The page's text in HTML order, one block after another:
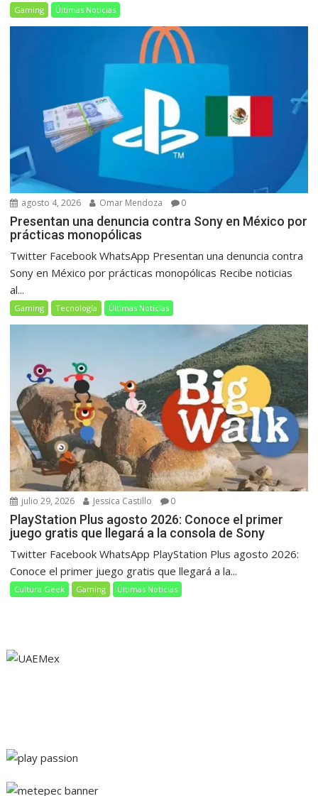
Gaming Últimas Noticias
agosto 4, 2026 Omar Mendoza 0
Presentan una denuncia contra Sony en México por
prácticas monopólicas
Twitter Facebook WhatsApp Presentan una denuncia contra
Sony en México por prácticas monopólicas Recibe noticias
al...
Gaming Tecnología Últimas Noticias
julio 29, 2026 Jessica Castillo 0
PlayStation Plus agosto 2026: Conoce el primer
juego gratis que llegará a la consola de Sony
Twitter Facebook WhatsApp PlayStation Plus agosto 2026:
Conoce el primer juego gratis que llegará a la...
Cultura Geek Gaming Últimas Noticias